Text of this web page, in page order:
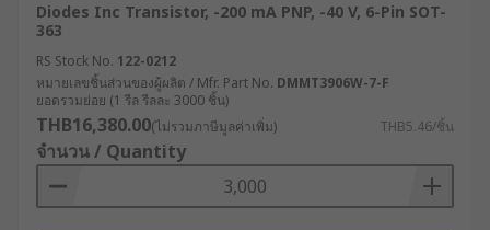
Diodes Inc Transistor, -200 mA PNP, -40 V, 6-Pin SOT-
363
RS Stock No. 122-0212
หมายเลขชิ้นส่วนของผู้ผลิต / Mfr. Part No. DMMT3906W-7-F
ยอดรวมย่อย (1 รีล รีลละ 3000 ชิ้น)
THB16,380.00(ไม่รวมภาษีมูลค่าเพิ่ม) THB5.46/ชิ้น
จำนวน / Quantity